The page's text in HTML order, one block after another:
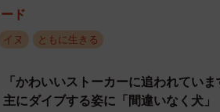
逃げまどうミニピンたちを無
ド
イヌ ともに生きる
「かわいいストーカーに追われてい
主にダイブする姿に「間違いなく犬